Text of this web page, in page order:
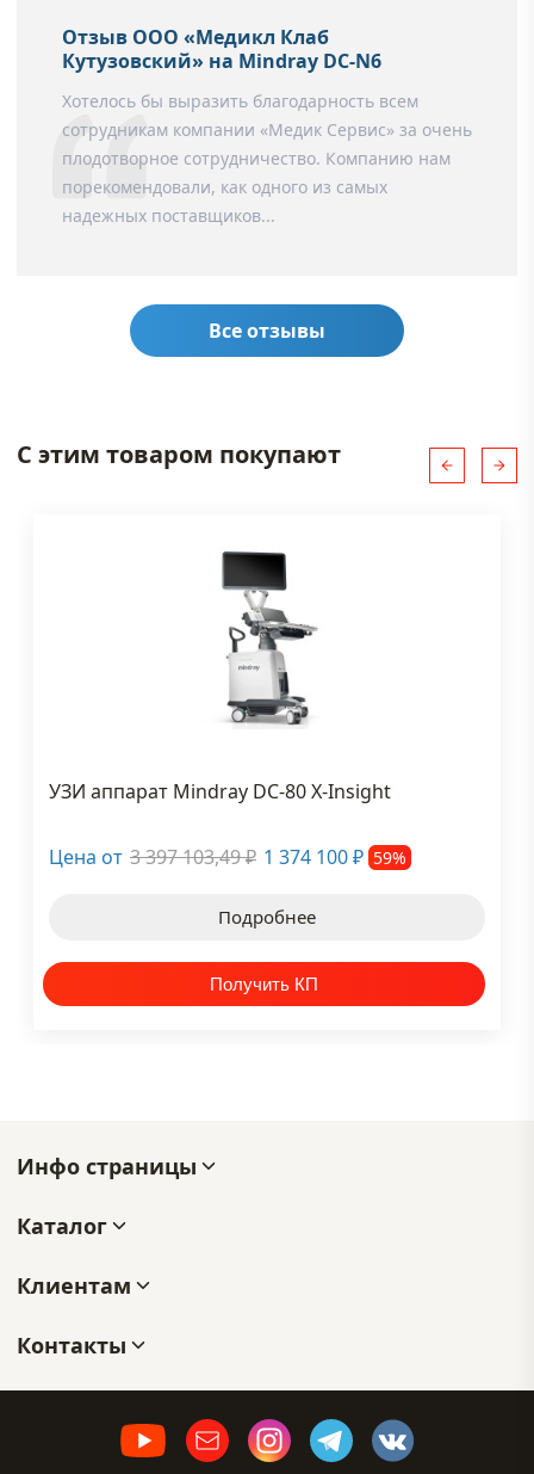
Отзыв ООО «Медикл Клаб
Кутузовский» на Mindray DC-N6
Хотелось бы выразить благодарность всем
сотрудникам компании «Медик Сервис» за очень
плодотворное сотрудничество. Компанию нам
порекомендовали, как одного из самых
надежных поставщиков...
Все отзывы
С этим товаром покупают
УЗИ аппарат Mindray DC-80 X-Insight
Цена от 3 397 103,49₽ 1 374 100 ₽ 59%
Подробнее
Инфо страницы
Каталог
Клиентам
Контакты